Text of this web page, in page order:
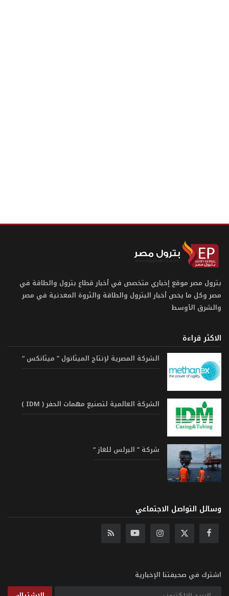
بترول مصر موقع إخباري متخصص في أخبار قطاع بترول والطاقة في
مصر وكل ما يخص أخبار البترول والطاقة والثروة المعدنية في مصر
والشرق الأوسط
الاكثر قراءة
الشركة المصرية لإنتاج الميثانول ” ميثانكس “
الشركة العالمية لتصنيع مهمات الحفر ( IDM )
شركة ” البرلس للغاز “
وسائل التواصل الاجتماعي
اشترك في صحيفتنا الإخبارية